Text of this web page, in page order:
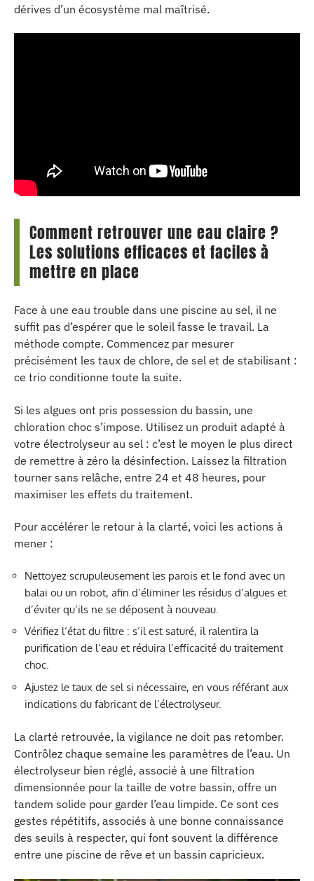
dérives d’un écosystème mal maîtrisé.
Comment retrouver une eau claire ?
Les solutions efficaces et faciles à
mettre en place
Face à une eau trouble dans une piscine au sel, il ne
suffit pas d’espérer que le soleil fasse le travail. La
méthode compte. Commencez par mesurer
précisément les taux de chlore, de sel et de stabilisant :
ce trio conditionne toute la suite.
Si les algues ont pris possession du bassin, une
chloration choc s’impose. Utilisez un produit adapté à
votre électrolyseur au sel : c’est le moyen le plus direct
de remettre à zéro la désinfection. Laissez la filtration
tourner sans relâche, entre 24 et 48 heures, pour
maximiser les effets du traitement.
Pour accélérer le retour à la clarté, voici les actions à
mener :
Nettoyez scrupuleusement les parois et le fond avec un
balai ou un robot, afin d’éliminer les résidus d’algues et
d’éviter qu’ils ne se déposent à nouveau.
Vérifiez l’état du filtre : s’il est saturé, il ralentira la
purification de l’eau et réduira l’efficacité du traitement
choc.
Ajustez le taux de sel si nécessaire, en vous référant aux
indications du fabricant de l’électrolyseur.
La clarté retrouvée, la vigilance ne doit pas retomber.
Contrôlez chaque semaine les paramètres de l’eau. Un
électrolyseur bien réglé, associé à une filtration
dimensionnée pour la taille de votre bassin, offre un
tandem solide pour garder l’eau limpide. Ce sont ces
gestes répétitifs, associés à une bonne connaissance
des seuils à respecter, qui font souvent la différence
entre une piscine de rêve et un bassin capricieux.